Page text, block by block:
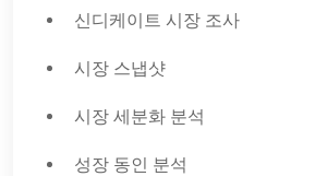
신디케이트 시장 조사
시장 스냅샷
시장 세분화 분석
성장 동인 분석